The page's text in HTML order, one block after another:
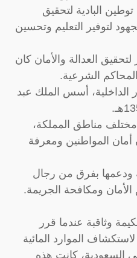
البادية لتحقيق
لتوفير التعليم وتحسين
العدالة والأمان كان
الشرعية.
الداخلية، أسس الملك عبد
مناطق المملكة،
المواطنين ومعرفة
ودعمها بفرق من رجال
ومكافحة الجريمة.
وثاقبة عندما قرر
الموارد المائية
السعودية، كانت هذه